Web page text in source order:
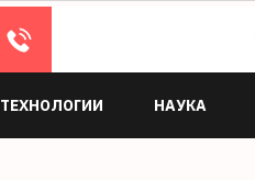
ТЕХНОЛОГИИ НАУКА